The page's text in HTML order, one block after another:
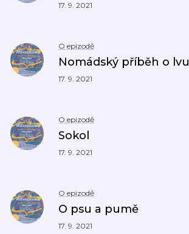
17. 9. 2021
O epizodě
Nomádský příběh o lvu
17. 9. 2021
O epizodě
Sokol
17. 9. 2021
O epizodě
O psu a pumě
17. 9. 2021